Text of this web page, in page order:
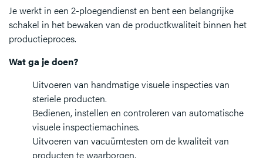
Je werkt in een 2-ploegendienst en bent een belangrijke
schakel in het bewaken van de productkwaliteit binnen het
productieproces.
Wat ga je doen?
Uitvoeren van handmatige visuele inspecties van
steriele producten.
Bedienen, instellen en controleren van automatische
visuele inspectiemachines.
Uitvoeren van vacuümtesten om de kwaliteit van
producten te waarborgen.